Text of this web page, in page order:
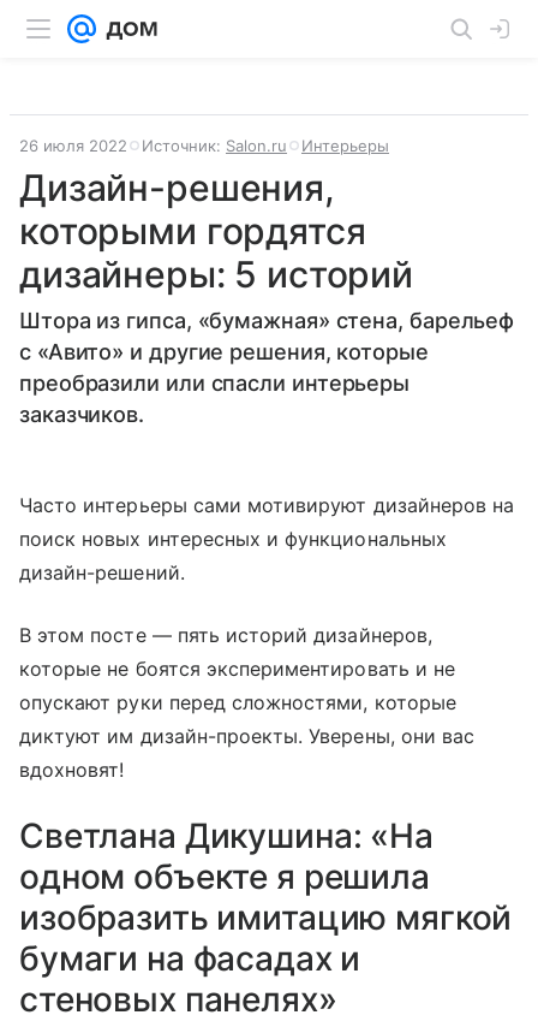
26 июля 2022 Источник: Salon.ru Интерьеры
Дизайн-решения,
которыми гордятся
дизайнеры: 5 историй
Штора из гипса, «бумажная» стена, барельеф
с «Авито» и другие решения, которые
преобразили или спасли интерьеры
заказчиков.
Часто интерьеры сами мотивируют дизайнеров на
поиск новых интересных и функциональных
дизайн-решений.
В этом посте — пять историй дизайнеров,
которые не боятся экспериментировать и не
опускают руки перед сложностями, которые
диктуют им дизайн-проекты. Уверены, они вас
вдохновят!
Светлана Дикушина: «На
одном объекте я решила
изобразить имитацию мягкой
бумаги на фасадах и
стеновых панелях»